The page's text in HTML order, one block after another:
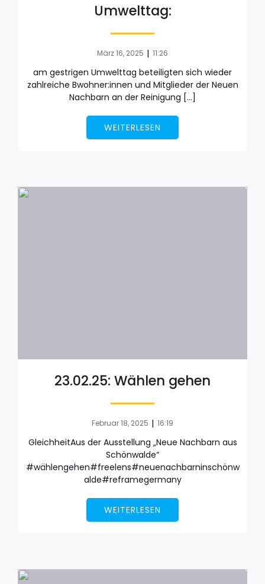
Umwelttag:
März 16, 2025 | 11:26
am gestrigen Umwelttag beteiligten sich wieder
zahlreiche Bwohner:innen und Mitglieder der Neuen
Nachbarn an der Reinigung […]
WEITERLESEN
23.02.25: Wählen gehen
Februar 18, 2025 | 16:19
GleichheitAus der Ausstellung „Neue Nachbarn aus
Schönwalde“
#wählengehen#freelens#neuenachbarninschönw
alde#reframegermany
WEITERLESEN